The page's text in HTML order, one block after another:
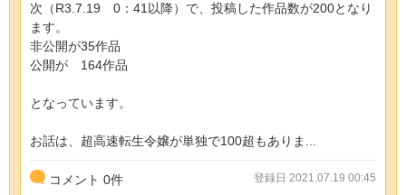
次（R3.7.19 0：41以降）で、投稿した作品数が200となり
ます。
非公開が35作品
公開が 164作品
となっています。
お話は、超高速転生令嬢が単独で100超もありま...
コメント 0件 登録日 2021.07.19 00:45